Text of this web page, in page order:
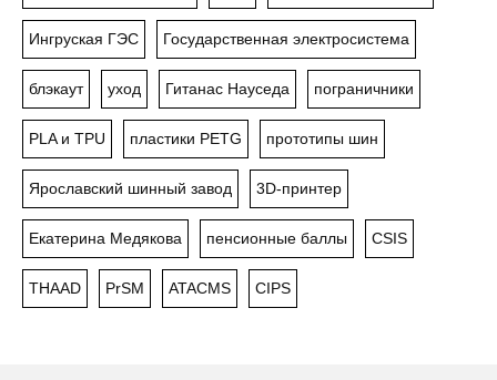
Ингруская ГЭС Государственная электросистема
блэкаут уход Гитанас Науседа пограничники
PLA и TPU пластики PETG прототипы шин
Ярославский шинный завод 3D-принтер
Екатерина Медякова пенсионные баллы CSIS
THAAD PrSM ATACMS CIPS